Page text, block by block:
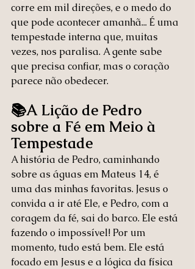
corre em mil direções, e o medo do
que pode acontecer amanhã... É uma
tempestade interna que, muitas
vezes, nos paralisa. A gente sabe
que precisa confiar, mas o coração
parece não obedecer.
📚A Lição de Pedro
sobre a Fé em Meio à
Tempestade
A história de Pedro, caminhando
sobre as águas em Mateus 14, é
uma das minhas favoritas. Jesus o
convida a ir até Ele, e Pedro, com a
coragem da fé, sai do barco. Ele está
fazendo o impossível! Por um
momento, tudo está bem. Ele está
focado em Jesus e a lógica da física